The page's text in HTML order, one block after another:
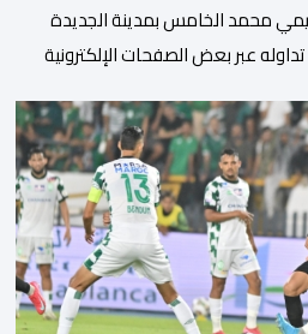
محمد الخامس بمدينة الجديدة
عبر بعض الصفحات الإلكترونية
بسبب رفض استقبالها أو
أن السيدة المعنية حضرت إلى
وتسجيلها وإخضاعها […]